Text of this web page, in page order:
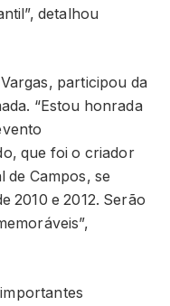
detalhou
participou da
“Estou honrada
que foi o criador
de Campos, se
2010 e 2012. Serão